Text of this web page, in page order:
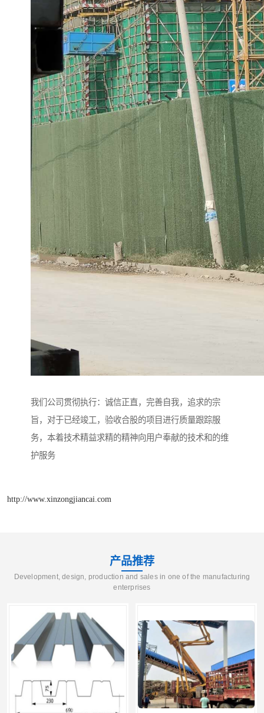
我们公司贯彻执行：诚信正直，完善自我，追求的宗
旨，对于已经竣工，验收合股的项目进行质量跟踪服
务，本着技术精益求精的精神向用户奉献的技术和的维
护服务
http://www.xinzongjiancai.com
产品推荐
Development, design, production and sales in one of the manufacturing
enterprises